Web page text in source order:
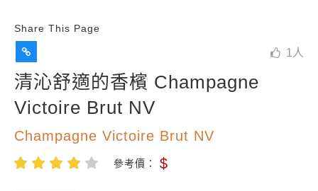
Share This Page
1 人
清沁舒適的香檳 Champagne
Victoire Brut NV
Champagne Victoire Brut NV
參考價： $